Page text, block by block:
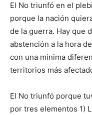
El No triunfó en el
porque la nación
de la guerra. Hay que
abstención a la hora
con una mínima
territorios más
El No triunfó porque
por tres elementos 1)